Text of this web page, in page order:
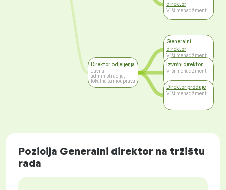
Direktor odjeljenja
Javna
administracija,
lokalna samouprava
direktor
Viši menadžment
Generalni
direktor
Viši menadžment
Izvršni direktor
Viši menadžment
Direktor prodaje
Viši menadžment
Pozicija Generalni direktor na tržištu
rada